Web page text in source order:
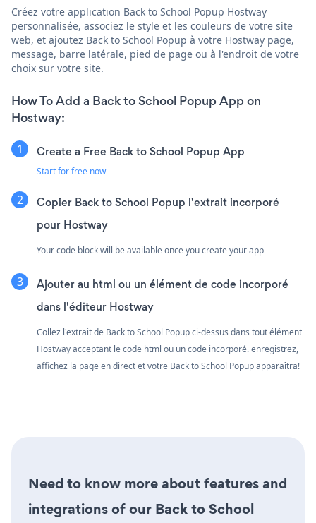
Créez votre application Back to School Popup Hostway
personnalisée, associez le style et les couleurs de votre site
web, et ajoutez Back to School Popup à votre Hostway page,
message, barre latérale, pied de page ou à l'endroit de votre
choix sur votre site.
How To Add a Back to School Popup App on
Hostway:
Create a Free Back to School Popup App
Start for free now
Copier Back to School Popup l'extrait incorporé
pour Hostway
Your code block will be available once you create your app
Ajouter au html ou un élément de code incorporé
dans l'éditeur Hostway
Collez l'extrait de Back to School Popup ci-dessus dans tout élément
Hostway acceptant le code html ou un code incorporé. enregistrez,
affichez la page en direct et votre Back to School Popup apparaîtra!
Need to know more about features and
integrations of our Back to School